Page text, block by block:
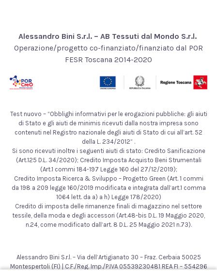
Alessandro Bini S.r.l. – AB Tessuti dal Mondo S.r.l.
Operazione/progetto co-finanziato/finanziato dal POR
FESR Toscana 2014-2020
Test nuovo – “Obblighi informativi per le erogazioni pubbliche: gli aiuti
di Stato e gli aiuti de minimis ricevuti dalla nostra impresa sono
contenuti nel Registro nazionale degli aiuti di Stato di cui all’art. 52
della L. 234/2012” .
Si sono ricevuti inoltre i seguenti aiuti di stato: Credito Sanificazione
(Art.125 D.L. 34/2020); Credito Imposta Acquisto Beni Strumentali
(Art.1 commi 184-197 Legge 160 del 27/12/2019);
Credito Imposta Ricerca & Sviluppo – Progetto Green (Art. 1 commi
da 198 a 209 legge 160/2019 modificata e integrata dall’art.1 comma
1064 lett. da a) a h) Legge 178/2020)
Credito di imposta delle rimanenze finali di magazzino nel settore
tessile, della moda e degli accessori (Art.48-bis D.L. 19 Maggio 2020,
n.24, come modificato dall’art. 8 D.L. 25 Maggio 2021 n.73).
Alessandro Bini S.r.l. – Via dell’Artigianato 30 – Fraz. Cerbaia 50025
Montespertoli (FI) | C.F./Reg. Imp./P.IVA 05539230481 REA FI – 554296